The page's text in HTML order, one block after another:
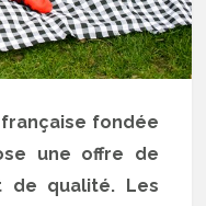
fondée
une offre de
de qualité. Les